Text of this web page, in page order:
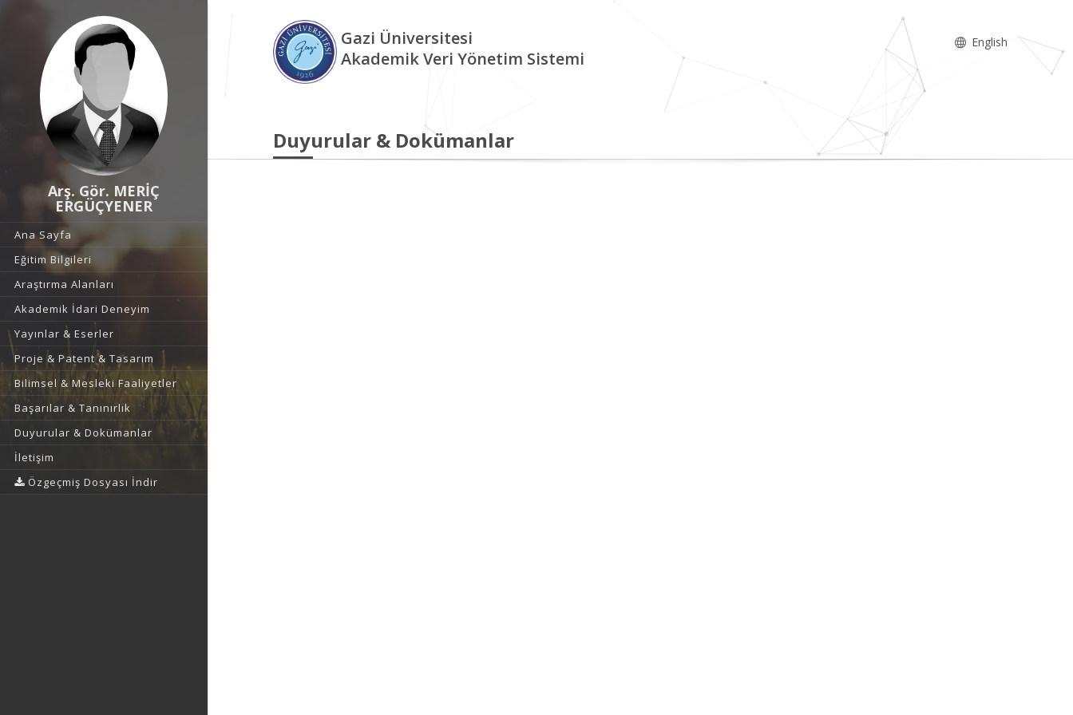
Arş. Gör. MERİÇ
ERGÜÇYENER
Ana Sayfa
Eğitim Bilgileri
Araştırma Alanları
Akademik İdari Deneyim
Yayınlar & Eserler
Proje & Patent & Tasarım
Bilimsel & Mesleki Faaliyetler
Başarılar & Tanınırlık
Duyurular & Dokümanlar
İletişim
Özgeçmiş Dosyası İndir
Gazi Üniversitesi
Akademik Veri Yönetim Sistemi
English
Duyurular & Dokümanlar